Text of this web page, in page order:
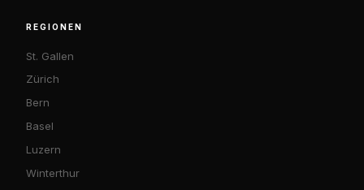
REGIONEN
St. Gallen
Zürich
Bern
Basel
Luzern
Winterthur